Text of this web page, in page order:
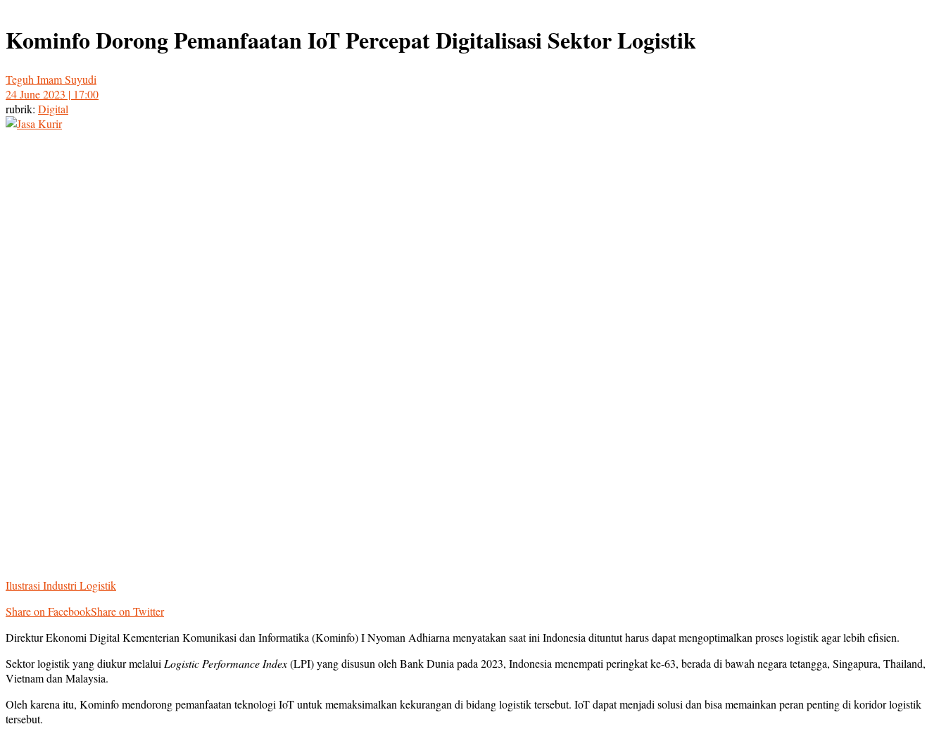
Kominfo Dorong Pemanfaatan IoT Percepat Digitalisasi Sektor Logistik
Teguh Imam Suyudi
24 June 2023 | 17:00
rubrik: Digital
Ilustrasi Industri Logistik
Share on FacebookShare on Twitter
Direktur Ekonomi Digital Kementerian Komunikasi dan Informatika (Kominfo) I Nyoman Adhiarna menyatakan saat ini Indonesia dituntut harus dapat mengoptimalkan proses logistik agar lebih efisien.
Sektor logistik yang diukur melalui Logistic Performance Index(LPI) yang disusun oleh Bank Dunia pada 2023, Indonesia menempati peringkat ke-63, berada di bawah negara tetangga, Singapura, Thailand,
Vietnam dan Malaysia.
Oleh karena itu, Kominfo mendorong pemanfaatan teknologi IoT untuk memaksimalkan kekurangan di bidang logistik tersebut. IoT dapat menjadi solusi dan bisa memainkan peran penting di koridor logistik
tersebut.